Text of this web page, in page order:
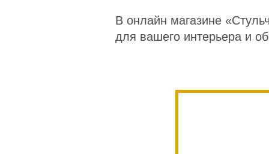
В онлайн магазине
для вашего интерьера и